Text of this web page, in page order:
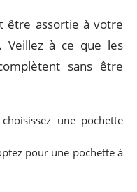
être assortie à votre
. Veillez à ce que les
sans être
une pochette
pour une pochette à